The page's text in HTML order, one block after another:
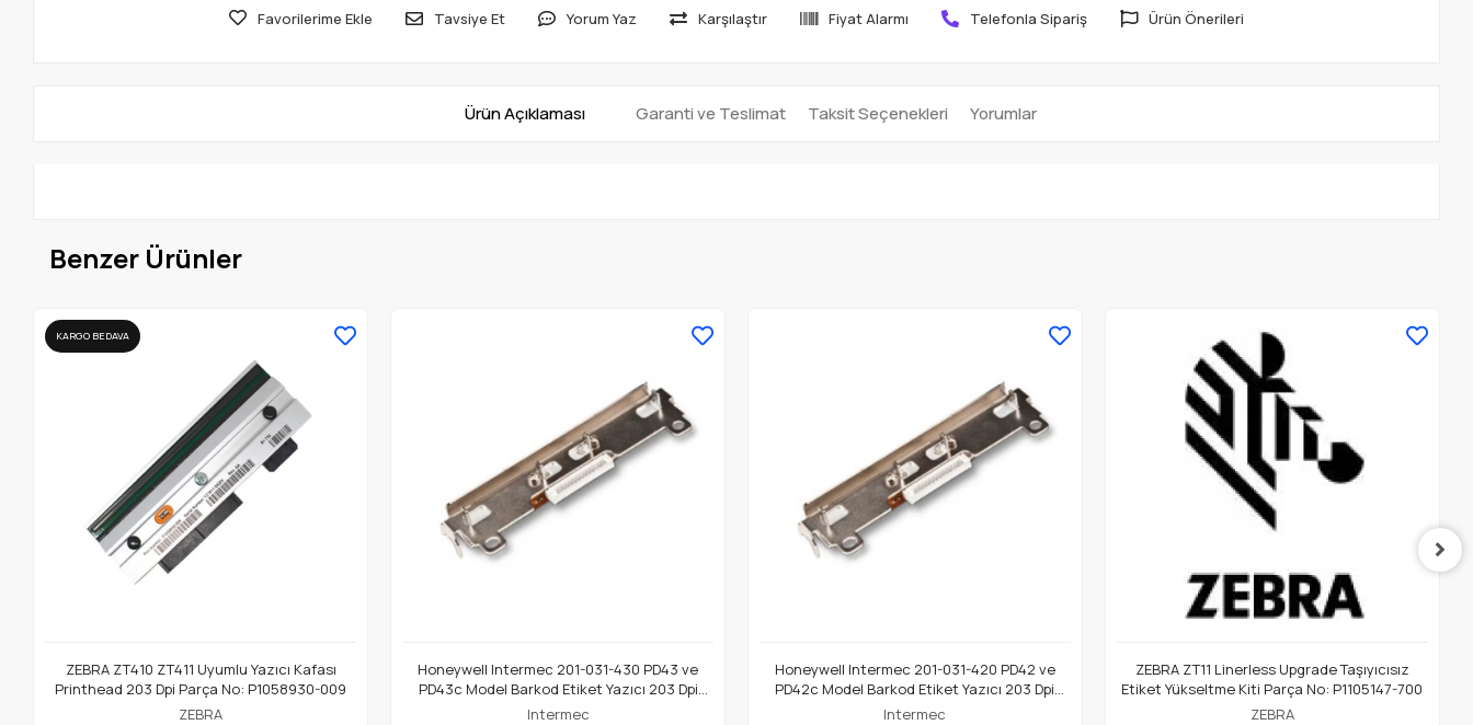
Favorilerime Ekle Tavsiye Et Yorum Yaz Karşılaştır Fiyat Alarmı Telefonla Sipariş Ürün Önerileri
Ürün Açıklaması Garanti ve Teslimat Taksit Seçenekleri Yorumlar
Benzer Ürünler
KARGO BEDAVA
ZEBRA ZT410 ZT411 Uyumlu Yazıcı Kafası
Printhead 203 Dpi Parça No: P1058930-009
ZEBRA
Honeywell Intermec 201-031-430 PD43 ve
PD43c Model Barkod Etiket Yazıcı 203 Dpi
Termal Baskı Kafası
Intermec
Honeywell Intermec 201-031-420 PD42 ve
PD42c Model Barkod Etiket Yazıcı 203 Dpi
Termal Baskı Kafası
Intermec
ZEBRA ZT11 Linerless Upgrade Taşıyıcısız
Etiket Yükseltme Kiti Parça No: P1105147-700
ZEBRA